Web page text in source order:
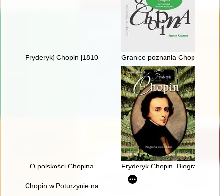
Fryderyk] Chopin [1810-1849] i George Sand [1804-1876]
Granice poznania Chopina.
O polskości Chopina Fryderyk Chopin. Biografia
Chopin w Poturzynie na Ziemi Zamojskiej